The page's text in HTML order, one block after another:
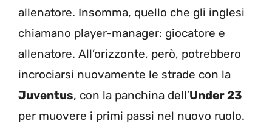
allenatore. Insomma, quello che gli inglesi
chiamano player-manager: giocatore e
allenatore. All’orizzonte, però, potrebbero
incrociarsi nuovamente le strade con la
Juventus, con la panchina dell’Under 23
per muovere i primi passi nel nuovo ruolo.